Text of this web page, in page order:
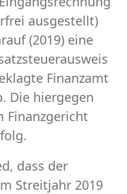
ausgestellt)
(2019) eine
Finanzamt
Die hiergegen
Finanzgericht
dass der
Streitjahr 2019